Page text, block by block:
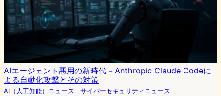
AIエージェント悪用の新時代 – Anthropic Claude Codeに
よる自動化攻撃とその対策
AI（人工知能）ニュース ｜ サイバーセキュリティニュース